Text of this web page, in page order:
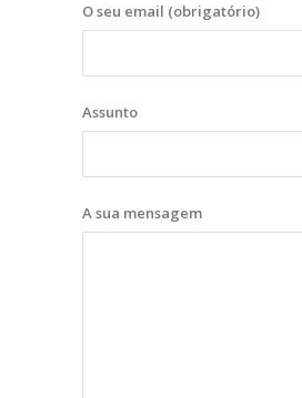
O seu email (obrigatório)
Assunto
A sua mensagem